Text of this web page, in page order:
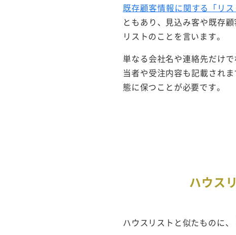
既存顧客情報に関する「リス
ともあり、見込み客や既存
リストのことを言います。
単なる会社名や連絡先だけ
当者や受注内容も記載され
態に保つことが必要です。
ハウス
ハウスリストと似たものに